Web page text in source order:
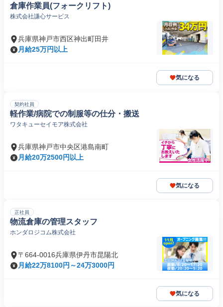
倉庫作業員(フォークリフト)
株式会社謙心サービス
兵庫県神戸市西区神出町田井
月給25万円以上
気になる
契約社員
軽作業/病院での制服等の仕分・搬送
ワタキューセイモア株式会社
兵庫県神戸市中央区港島南町
月給20万2500円以上
気になる
正社員
物流倉庫の管理スタッフ
ホンダロジコム株式会社
〒664-0016兵庫県伊丹市昆陽北
月給22万8100円～24万3000円
気になる